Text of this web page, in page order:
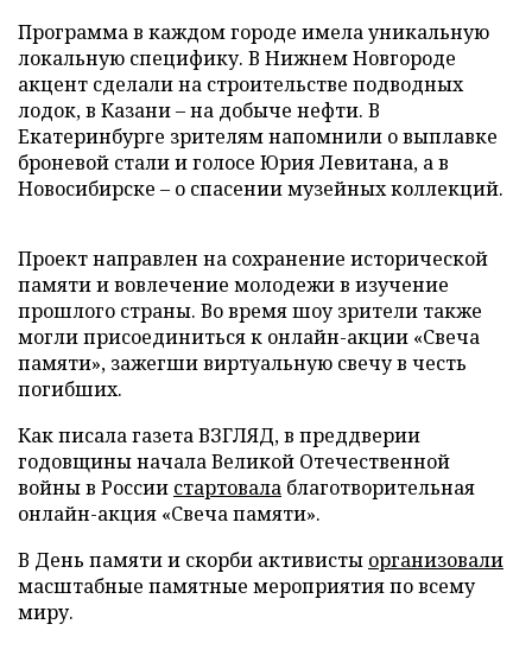
Программа в каждом городе имела уникальную
локальную специфику. В Нижнем Новгороде
акцент сделали на строительстве подводных
лодок, в Казани – на добыче нефти. В
Екатеринбурге зрителям напомнили о выплавке
броневой стали и голосе Юрия Левитана, а в
Новосибирске – о спасении музейных коллекций.
Проект направлен на сохранение исторической
памяти и вовлечение молодежи в изучение
прошлого страны. Во время шоу зрители также
могли присоединиться к онлайн-акции «Свеча
памяти», зажегши виртуальную свечу в честь
погибших.
Как писала газета ВЗГЛЯД, в преддверии
годовщины начала Великой Отечественной
войны в России стартовала благотворительная
онлайн-акция «Свеча памяти».
В День памяти и скорби активисты организовали
масштабные памятные мероприятия по всему
миру.